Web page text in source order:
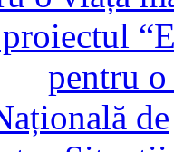
pentru